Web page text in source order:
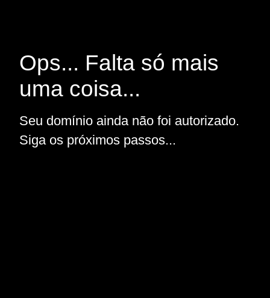
Ops... Falta só mais
uma coisa...
Seu domínio ainda não foi autorizado.
Siga os próximos passos...